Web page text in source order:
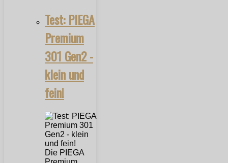
Test: PIEGA
Premium
301 Gen2 -
klein und
fein!
Die PIEGA